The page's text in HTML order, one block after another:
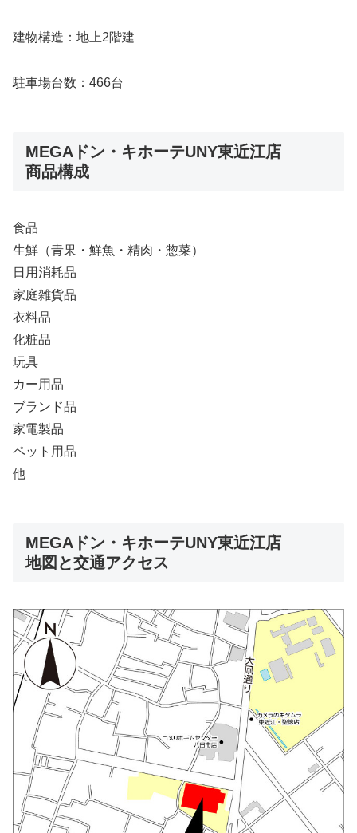
建物構造：地上2階建
駐車場台数：466台
MEGAドン・キホーテUNY東近江店
商品構成
食品
生鮮（青果・鮮魚・精肉・惣菜）
日用消耗品
家庭雑貨品
衣料品
化粧品
玩具
カー用品
ブランド品
家電製品
ペット用品
他
MEGAドン・キホーテUNY東近江店
地図と交通アクセス